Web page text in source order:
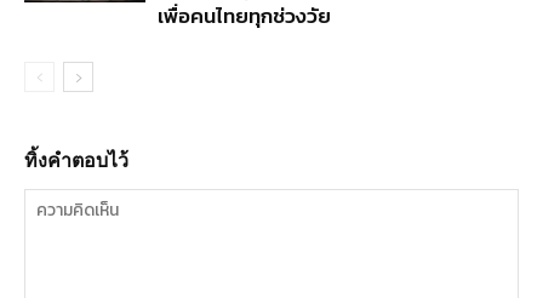
เพื่อคนไทยทุกช่วงวัย
ทิ้งคำตอบไว้